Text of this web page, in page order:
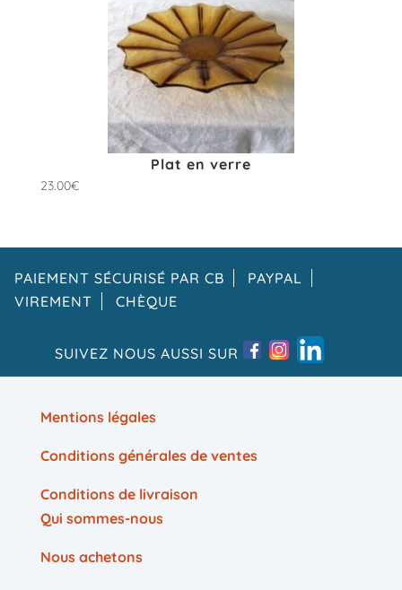
Plat en verre
23.00€
PAIEMENT SÉCURISÉ PAR CB
PAYPAL
VIREMENT
CHÈQUE
SUIVEZ NOUS AUSSI SUR
Mentions légales
Conditions générales de ventes
Conditions de livraison
Qui sommes-nous
Nous achetons